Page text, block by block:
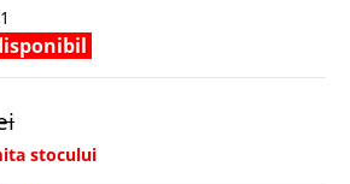
stocului